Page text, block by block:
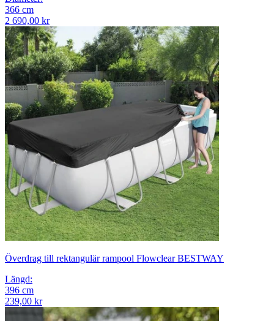
366 cm
2 690,00 kr
Överdrag till rektangulär rampool Flowclear BESTWAY
Längd:
396 cm
239,00 kr